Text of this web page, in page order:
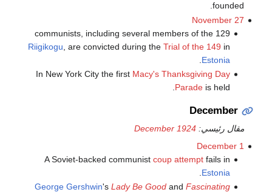
founded.
November 27
129 communists, including several members of the
Riigikogu , are convicted during theTrial of the 149 in
Estonia
In New York City the first Macy's Thanksgiving Day
Parade is held.
December
مقال رئيسي:December 1924
December 1
A Soviet-backed communistcoup attempt fails in
Estonia
George Gershwin'sLady Be Good andFascinating